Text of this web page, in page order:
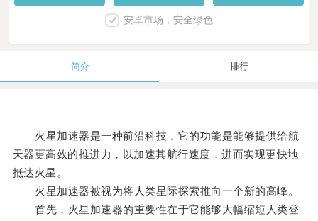
安卓市场，安全绿色
简介 排行
火星加速器是一种前沿科技，它的功能是能够提供给航
天器更高效的推进力，以加速其航行速度，进而实现更快地
抵达火星。
火星加速器被视为将人类星际探索推向一个新的高峰。
首先，火星加速器的重要性在于它能够大幅缩短人类登